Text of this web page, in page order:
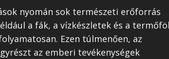
nyomán sok természeti erőforrás
a fák, a vízkészletek és a
Ezen túlmenően, az
az emberi tevékenységek